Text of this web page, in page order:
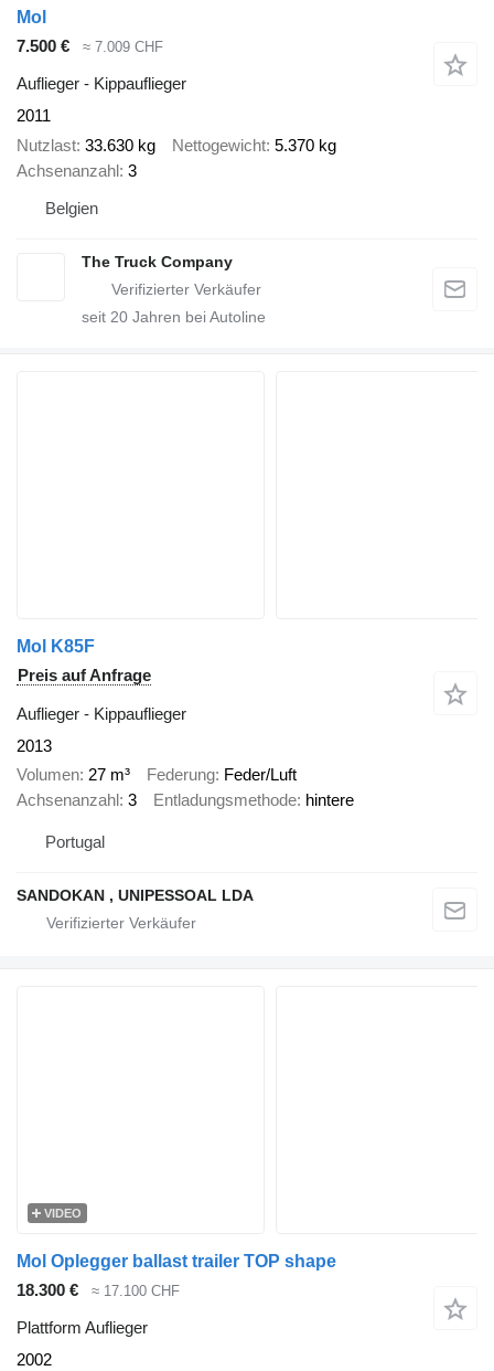
Mol
7.500 €
≈ 7.009 CHF
Auflieger - Kippauflieger
2011
Nutzlast 33.630 kg Nettogewicht 5.370 kg
Achsenanzahl 3
Belgien
The Truck Company
seit 20 Jahren bei Autoline
Mol K85F
Preis auf Anfrage
Auflieger - Kippauflieger
2013
Volumen 27 m³ Federung Feder/Luft
Achsenanzahl 3 Entladungsmethode hintere
Portugal
SANDOKAN , UNIPESSOAL LDA
VIDEO
Mol Oplegger ballast trailer TOP shape
18.300 €
≈ 17.100 CHF
Plattform Auflieger
2002